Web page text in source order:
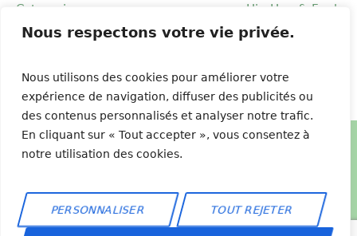
Nous respectons votre vie privée.
Nous utilisons des cookies pour améliorer votre
expérience de navigation, diffuser des publicités ou
des contenus personnalisés et analyser notre trafic.
En cliquant sur « Tout accepter », vous consentez à
notre utilisation des cookies.
PERSONNALISER TOUT REJETER
Categories Hip-Hop & Funk